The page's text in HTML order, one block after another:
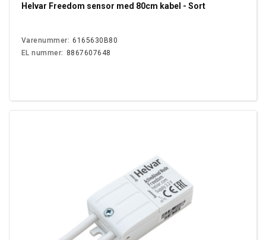
Helvar Freedom sensor med 80cm kabel - Sort
Varenummer: 6165630B80
EL nummer: 8867607648